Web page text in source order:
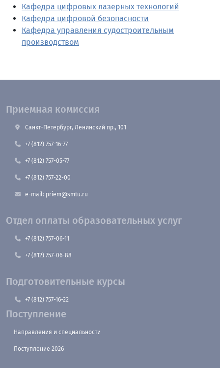
Кафедра цифровых лазерных технологий
Кафедра цифровой безопасности
Кафедра управления судостроительным
производством
Приемная комиссия
Санкт-Петербург, Ленинский пр., 101
+7 (812) 757-16-77
+7 (812) 757-05-77
+7 (812) 757-22-00
e-mail: priem@smtu.ru
Отдел оплаты образовательных услуг
+7 (812) 757-06-11
+7 (812) 757-06-88
Подготовительные курсы
+7 (812) 757-16-22
Поступление
Направления и специальности
Поступление 2026